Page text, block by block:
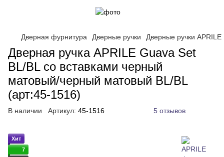
Дверная фурнитура Дверные ручки Дверные ручки APRILE
Дверная ручка APRILE Guava Set
BL/BL со вставками черный
матовый/черный матовый BL/BL
(арт:45-1516)
В наличии Артикул: 45-1516 5 отзывов
Хит
7